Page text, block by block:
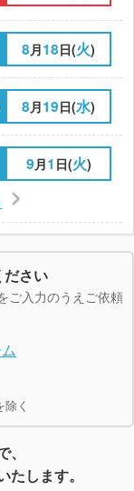
8月18日(火)
8月19日(水)
9月1 日(火)
ださい
ご入力のうえご依頼
く
します。